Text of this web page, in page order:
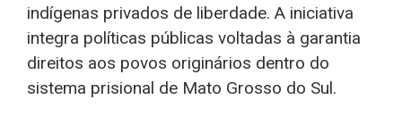
indígenas privados de liberdade. A iniciativa
integra políticas públicas voltadas à garantia
direitos aos povos originários dentro do
sistema prisional de Mato Grosso do Sul.